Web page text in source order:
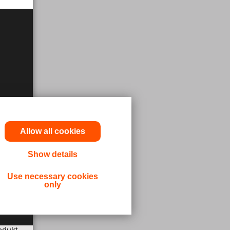
Allow all cookies
Show details
Use necessary cookies
only